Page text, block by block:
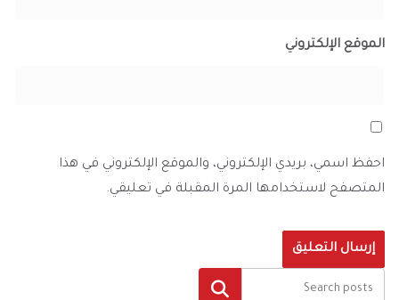
الموقع الإلكتروني
احفظ اسمي، بريدي الإلكتروني، والموقع الإلكتروني في هذا
المتصفح لاستخدامها المرة المقبلة في تعليقي.
البحث